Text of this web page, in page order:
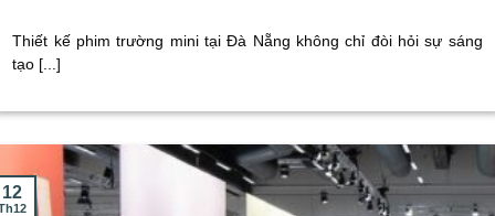
Thiết kế phim trường mini tại Đà Nẵng không chỉ đòi hỏi sự sáng
tạo [...]
12